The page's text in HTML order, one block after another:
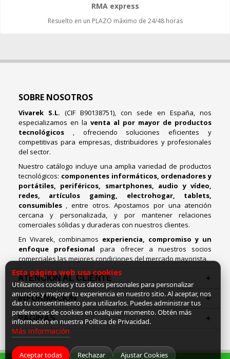
RMA express
Resuelto en un PLAZO máximo de 24/48 horas
SOBRE NOSOTROS
Vivarek S.L. (CIF B90138751), con sede en España, nos
especializamos en la venta al por mayor de productos
tecnológicos , ofreciendo soluciones eficientes y
competitivas para empresas, distribuidores y profesionales
del sector.
Nuestro catálogo incluye una amplia variedad de productos
tecnológicos: componentes informáticos, ordenadores y
portátiles, periféricos, smartphones, audio y vídeo,
redes, artículos gaming, electrohogar, tablets,
consumibles , entre otros. Apostamos por una atención
cercana y personalizada, y por mantener relaciones
comerciales sólidas y duraderas con nuestros clientes.
En Vivarek, combinamos experiencia, compromiso y un
enfoque profesionalpara ofrecer a nuestros socios
comerciales las mejores condiciones del mercado mayorista.
ATENCIÓN AL CLIENTE
INFORMACION
PAGINAS
Esta página web usa cookies
Utilizamos cookies y tus datos personales para personalizar
anuncios y mejorar tu experiencia en nuestro sitio. Al aceptar, nos
das tu consentimiento para utilizarlos. Puedes administrar tus
preferencias de cookies en cualquier momento. Obtén más
información en nuestra Política de Privacidad.
Más información
Aceptar todas Rechazar Ajustar Cookies